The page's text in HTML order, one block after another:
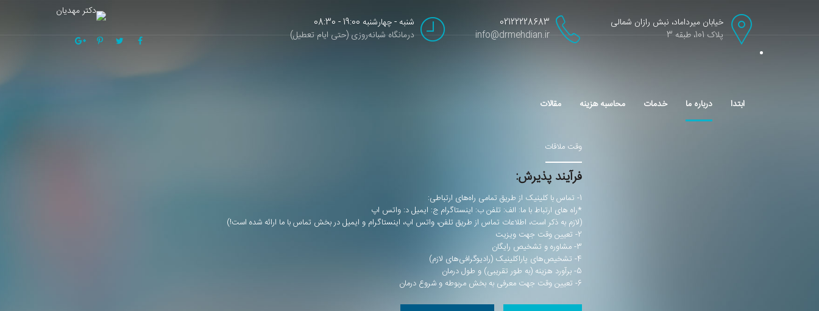
شنبه - چهارشنبه 19:00 - 08:30
درمانگاه شبانه‌روزی (حتی ایام تعطیل)
02122228683
info@drmehdian.ir
خیابان میرداماد، نبش رازان شمالی
پلاک 101، طبقه 3
ابتدا درباره ما خدمات محاسبه هزینه مقالات
وقت ملاقات
فرآیند پذیرش:
1- تماس با کلینیک از طریق تمامی راه‌های ارتباطی:
*راه های ارتباط با ما: الف: تلفن ب: اینستاگرام ج: ایمیل د: واتس اپ
(لازم به ذکر است، اطلاعات تماس از طریق تلفن، واتس اپ، اینستاگرام و ایمیل در بخش تماس با ما ارائه شده است!)
2- تعیین وقت جهت ویزیت
3- مشاوره و تشخیص رایگان
4- تشخیص‌های پاراکلینیک (رادیوگرافی‌های لازم)
5- برآورد هزینه (به طور تقریبی) و طول درمان
6- تعیین وقت جهت معرفی به بخش مربوطه و شروع درمان